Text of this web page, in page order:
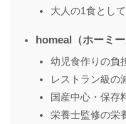
大人の1食とし
homeal（ホーミ
幼児食作りの負
レストラン級の
国産中心・保存
栄養士監修の栄